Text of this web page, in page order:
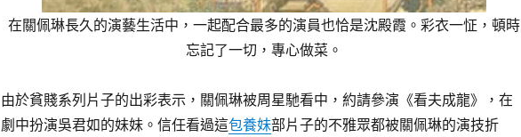
在關佩琳長久的演藝生活中，一起配合最多的演員也恰是沈殿霞。彩衣一怔，頓時
忘記了一切，專心做菜。
由於貧賤系列片子的出彩表示，關佩琳被周星馳看中，約請參演《看夫成龍》，在
劇中扮演吳君如的妹妹。信任看過這包養妹部片子的不雅眾都被關佩琳的演技折